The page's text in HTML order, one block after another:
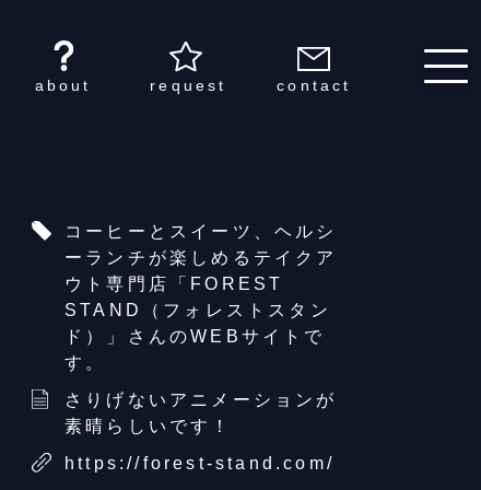
about request contact
コーヒーとスイーツ、ヘルシ
ーランチが楽しめるテイクア
ウト専門店「FOREST
STAND（フォレストスタン
ド）」さんのWEBサイトで
す。
さりげないアニメーションが
素晴らしいです！
https://forest-stand.com/